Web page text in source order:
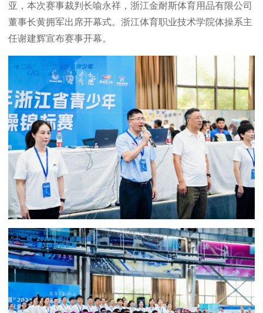
亚，本次赛事裁判长喻永祥，浙江金耐斯体育用品有限公司
董事长黄拥军出席开幕式。浙江体育职业技术学院体操系主
任谢建辉宣布赛事开幕。